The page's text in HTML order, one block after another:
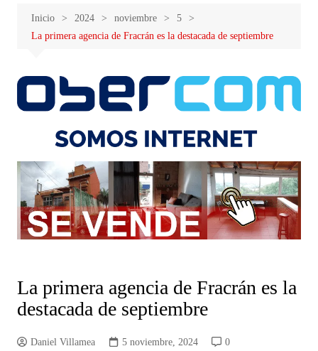
Inicio 2024 noviembre
5
La primera agencia de Fracrán es la destacada de septiembre
La primera agencia de Fracrán es la
destacada de septiembre
Daniel Villamea 5 noviembre, 2024
0